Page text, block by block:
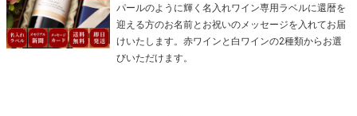
パールのように輝く名入れワイン専用ラベルに還暦を
迎える方のお名前とお祝いのメッセージを入れてお届
けいたします。赤ワインと白ワインの2種類からお選
びいただけます。